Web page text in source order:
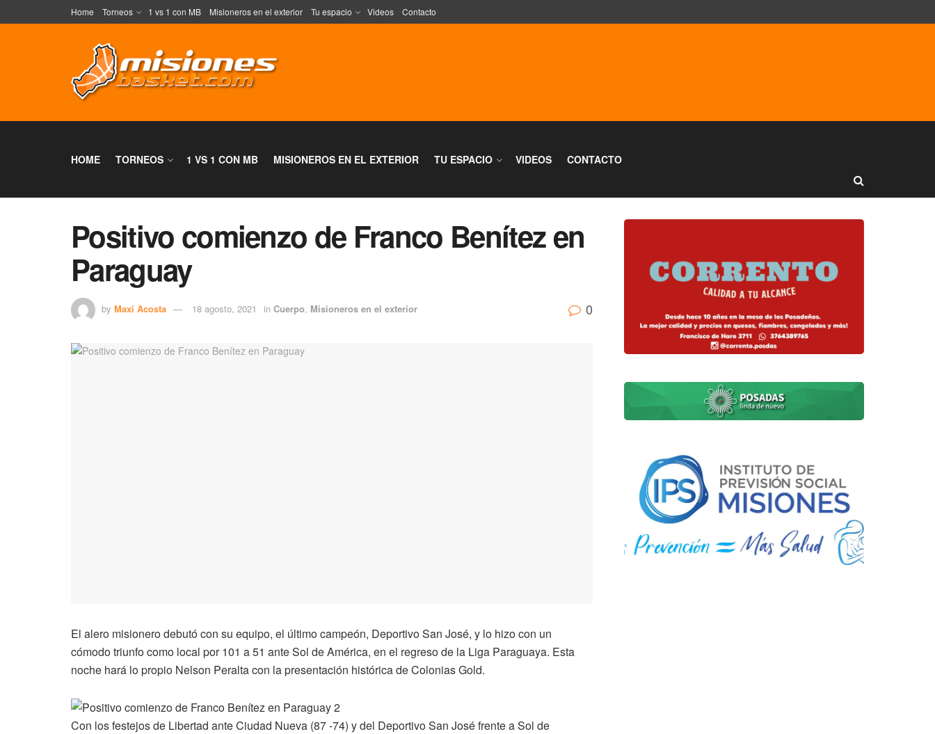
Home Torneos 1 vs 1 con MB Misioneros en el exterior Tu espacio Videos Contacto
HOME TORNEOS 1 VS 1 CON MB MISIONEROS EN EL EXTERIOR TU ESPACIO VIDEOS CONTACTO
Positivo comienzo de Franco Benítez en
Paraguay
by Maxi Acosta 18 agosto, 2021 in Cuerpo, Misioneros en el exterior 0
El alero misionero debutó con su equipo, el último campeón, Deportivo San José, y lo hizo con un
cómodo triunfo como local por 101 a 51 ante Sol de América, en el regreso de la Liga Paraguaya. Esta
noche hará lo propio Nelson Peralta con la presentación histórica de Colonias Gold.
Con los festejos de Libertad ante Ciudad Nueva (87 -74) y del Deportivo San José frente a Sol de